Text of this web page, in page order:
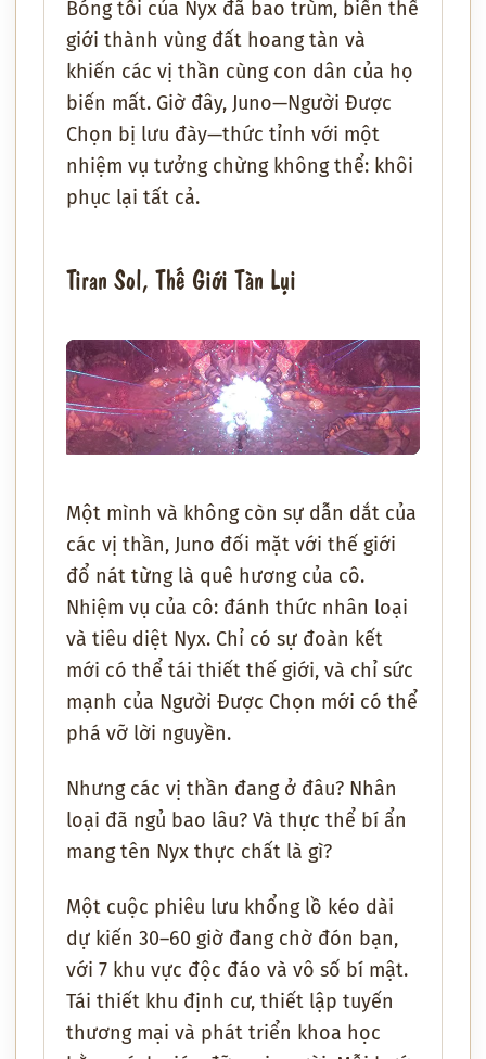
Bóng tối của Nyx đã bao trùm, biến thế
giới thành vùng đất hoang tàn và
khiến các vị thần cùng con dân của họ
biến mất. Giờ đây, Juno—Người Được
Chọn bị lưu đày—thức tỉnh với một
nhiệm vụ tưởng chừng không thể: khôi
phục lại tất cả.
Tiran Sol, Thế Giới Tàn Lụi
Một mình và không còn sự dẫn dắt của
các vị thần, Juno đối mặt với thế giới
đổ nát từng là quê hương của cô.
Nhiệm vụ của cô: đánh thức nhân loại
và tiêu diệt Nyx. Chỉ có sự đoàn kết
mới có thể tái thiết thế giới, và chỉ sức
mạnh của Người Được Chọn mới có thể
phá vỡ lời nguyền.
Nhưng các vị thần đang ở đâu? Nhân
loại đã ngủ bao lâu? Và thực thể bí ẩn
mang tên Nyx thực chất là gì?
Một cuộc phiêu lưu khổng lồ kéo dài
dự kiến 30–60 giờ đang chờ đón bạn,
với 7 khu vực độc đáo và vô số bí mật.
Tái thiết khu định cư, thiết lập tuyến
thương mại và phát triển khoa học